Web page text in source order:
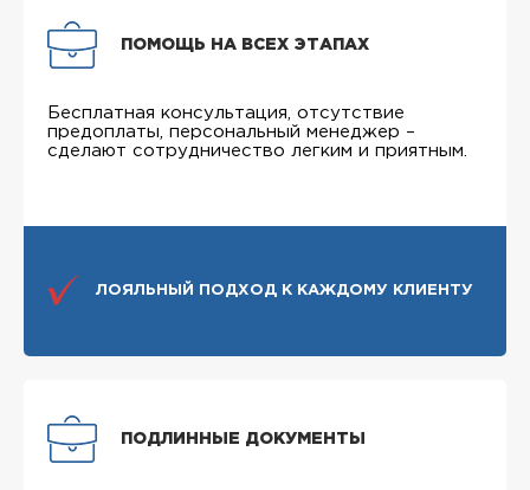
ПОМОЩЬ НА ВСЕХ ЭТАПАХ
Бесплатная консультация, отсутствие
предоплаты, персональный менеджер –
сделают сотрудничество легким и приятным.
ЛОЯЛЬНЫЙ ПОДХОД К КАЖДОМУ КЛИЕНТУ
ПОДЛИННЫЕ ДОКУМЕНТЫ